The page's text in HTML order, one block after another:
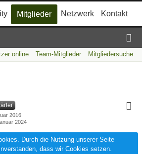
Mitglieder Netzwerk Kontakt
online Team-Mitglieder Mitgliedersuche
2016
2024
Durch die Nutzung unserer Seite
dass wir Cookies setzen.